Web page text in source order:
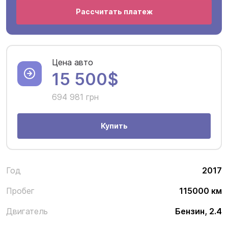
Год
2017
Пробег
115000 км
Двигатель
Бензин, 2.4
Рассчитать платеж
Цена авто
15 500$
694 981 грн
Купить